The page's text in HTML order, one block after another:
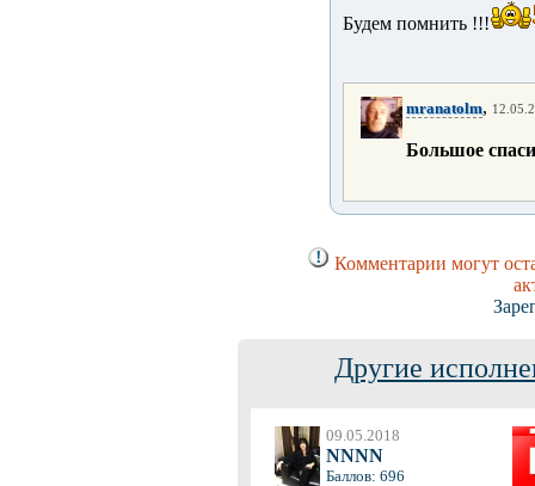
Будем помнить !!!
mranatolm,
Большое
Комментарии могут
Другие
09.05.2018
NNNN
Баллов: 696